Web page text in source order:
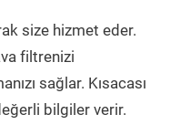
size hizmet eder.
filtrenizi
sağlar. Kısacası
bilgiler verir.